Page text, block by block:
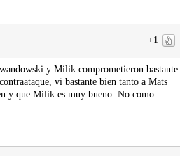
+1
y Milik comprometieron bastante
vi bastante bien tanto a Mats
y que Milik es muy bueno. No como